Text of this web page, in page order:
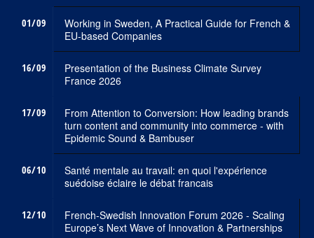
01/09
Working in Sweden, A Practical Guide for French &
EU-based Companies
16/09
Presentation of the Business Climate Survey
France 2026
17/09
From Attention to Conversion: How leading brands
turn content and community into commerce - with
Epidemic Sound & Bambuser
06/10
Santé mentale au travail: en quoi l'expérience
suédoise éclaire le débat francais
12/10
French-Swedish Innovation Forum 2026 - Scaling
Europe’s Next Wave of Innovation & Partnerships